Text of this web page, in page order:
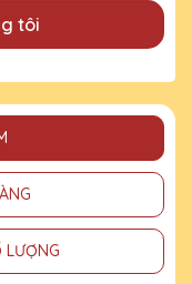
tôi
LƯỢNG